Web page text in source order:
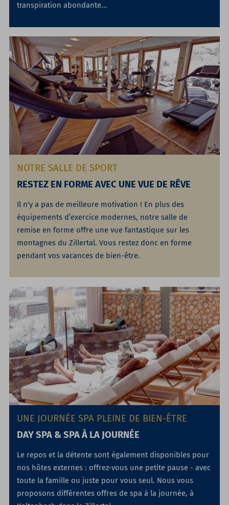
transpiration abondante...
NOTRE SALLE DE SPORT
RESTEZ EN FORME AVEC UNE VUE DE RÊVE
Il n'y a pas de meilleure motivation ! En plus des
équipements d’exercice modernes, notre salle de
remise en forme offre une vue fantastique sur les
montagnes du Zillertal. Vous restez donc en forme
pendant vos vacances de bien-être.
UNE JOURNÉE SPA PLEINE DE BIEN-ÊTRE
DAY SPA & SPA À LA JOURNÉE
Le repos et la détente sont également disponibles pour
nos hôtes externes : offrez-vous une petite pause - avec
toute la famille ou juste pour vous seul. Nous vous
proposons différentes offres de spa à la journée, à